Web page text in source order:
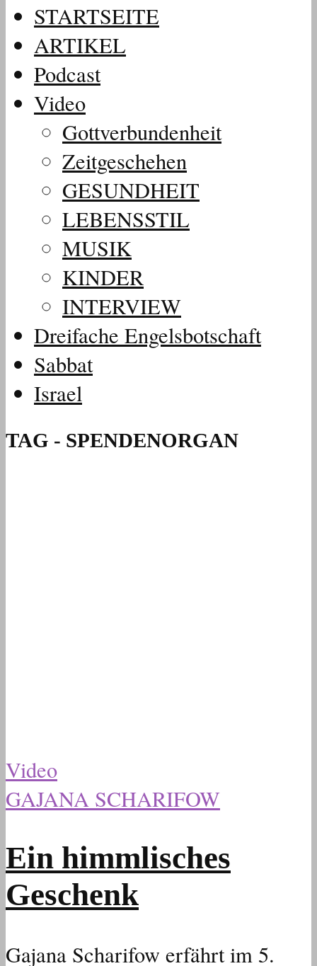
STARTSEITE
ARTIKEL
Podcast
Video
Gottverbundenheit
Zeitgeschehen
GESUNDHEIT
LEBENSSTIL
MUSIK
KINDER
INTERVIEW
Dreifache Engelsbotschaft
Sabbat
Israel
TAG - SPENDENORGAN
Video
GAJANA SCHARIFOW
Ein himmlisches
Geschenk
Gajana Scharifow erfährt im 5.